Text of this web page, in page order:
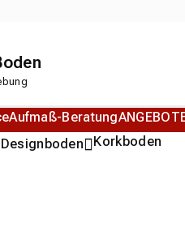
Designboden Korkboden
Aufmaß-Beratung